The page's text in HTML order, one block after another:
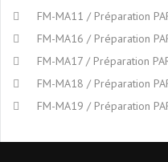
FM-MA11 / Préparation
FM-MA16 / Préparation
FM-MA17 / Préparation
FM-MA18 / Préparation
FM-MA19 / Préparation